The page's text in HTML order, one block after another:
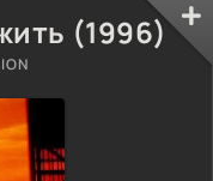
(1996)